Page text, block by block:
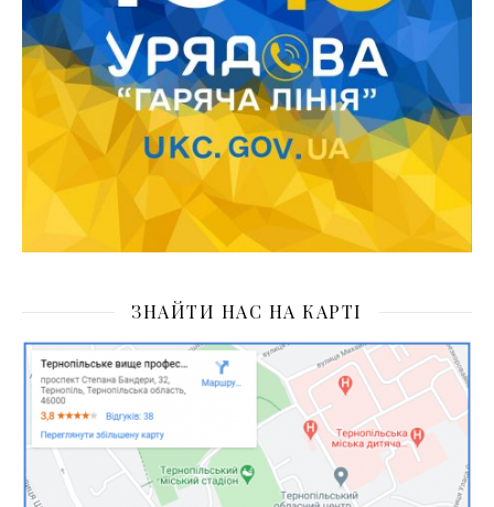
ЗНАЙТИ НАС НА КАРТІ